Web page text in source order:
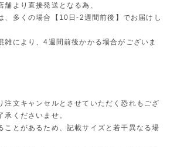
舗より直接発送となる為、
、多くの場合【10日-2週間前後】でお届けし
により、4週間前後かかる場合がございま
注文キャンセルとさせていただく恐れもござ
承くださいませ。
ことがあるため、記載サイズと若干異なる場